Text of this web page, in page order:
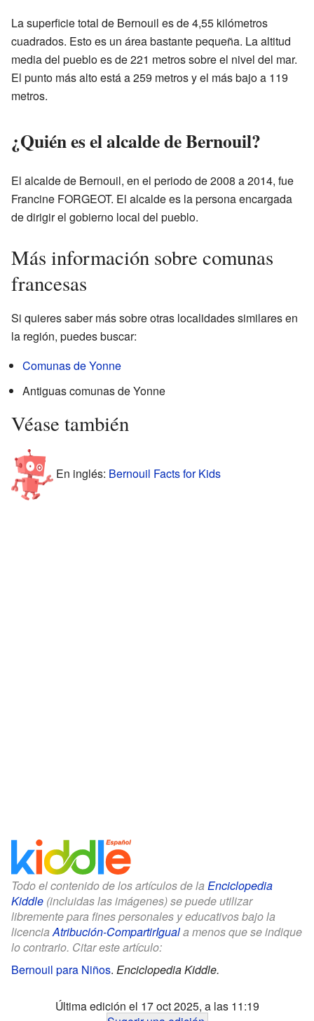
La superficie total de Bernouil es de 4,55 kilómetros
cuadrados. Esto es un área bastante pequeña. La altitud
media del pueblo es de 221 metros sobre el nivel del mar.
El punto más alto está a 259 metros y el más bajo a 119
metros.
¿Quién es el alcalde de Bernouil?
El alcalde de Bernouil, en el periodo de 2008 a 2014, fue
Francine FORGEOT. El alcalde es la persona encargada
de dirigir el gobierno local del pueblo.
Más información sobre comunas
francesas
Si quieres saber más sobre otras localidades similares en
la región, puedes buscar:
Comunas de Yonne
Antiguas comunas de Yonne
Véase también
En inglés: Bernouil Facts for Kids
Todo el contenido de los artículos de la Enciclopedia
Kiddle (incluidas las imágenes) se puede utilizar
libremente para fines personales y educativos bajo la
licenciaAtribución-CompartirIguala menos que se indique
lo contrario. Citar este artículo:
Bernouil para Niños. Enciclopedia Kiddle.
Última edición el 17 oct 2025, a las 11:19